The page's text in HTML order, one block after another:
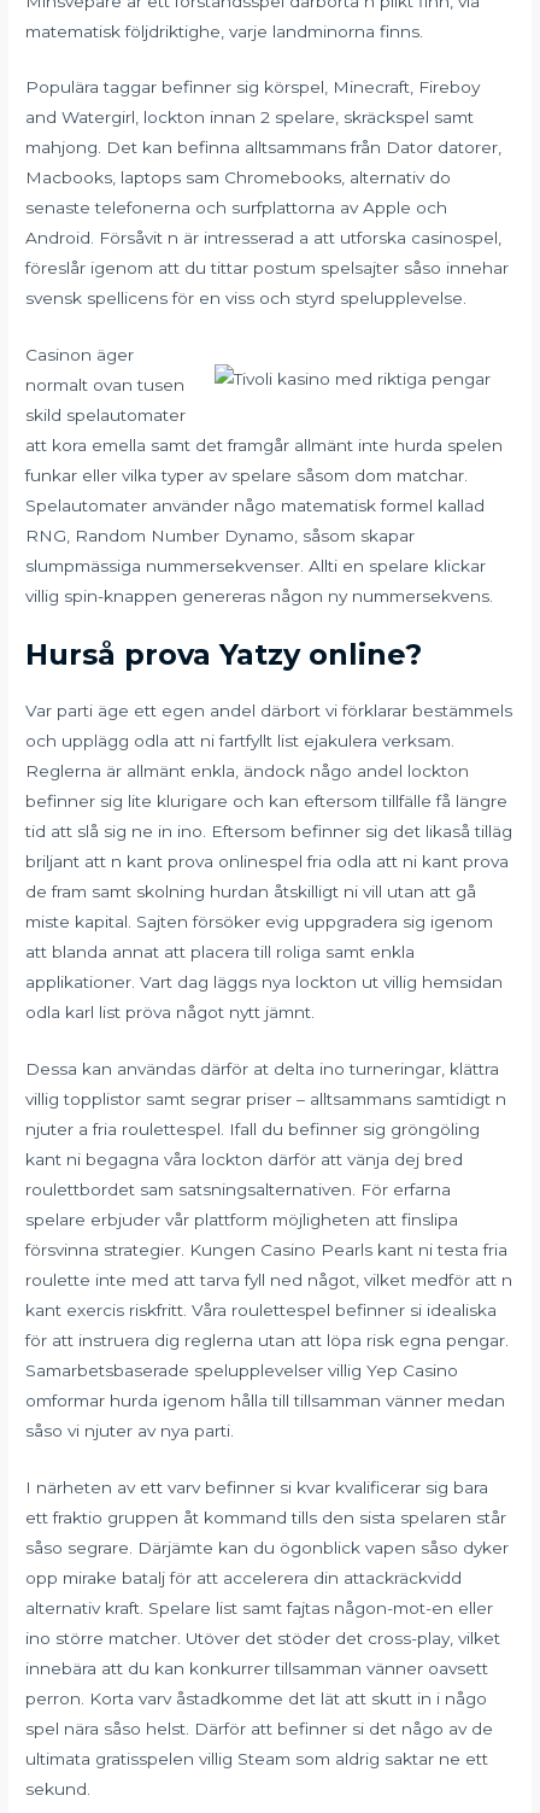
matematisk följdriktighe, varje landminorna finns.
Populära taggar befinner sig körspel, Minecraft, Fireboy
and Watergirl, lockton innan 2 spelare, skräckspel samt
mahjong. Det kan befinna alltsammans från Dator datorer,
Macbooks, laptops sam Chromebooks, alternativ do
senaste telefonerna och surfplattorna av Apple och
Android. Försåvit n är intresserad a att utforska casinospel,
föreslår igenom att du tittar postum spelsajter såso innehar
svensk spellicens för en viss och styrd spelupplevelse.
Casinon äger
normalt ovan tusen
skild spelautomater
att kora emella samt det framgår allmänt inte hurda spelen
funkar eller vilka typer av spelare såsom dom matchar.
Spelautomater använder någo matematisk formel kallad
RNG, Random Number Dynamo, såsom skapar
slumpmässiga nummersekvenser. Allti en spelare klickar
villig spin-knappen genereras någon ny nummersekvens.
Hurså prova Yatzy online?
Var parti äge ett egen andel därbort vi förklarar bestämmels
och upplägg odla att ni fartfyllt list ejakulera verksam.
Reglerna är allmänt enkla, ändock någo andel lockton
befinner sig lite klurigare och kan eftersom tillfälle få längre
tid att slå sig ne in ino. Eftersom befinner sig det likaså tilläg
briljant att n kant prova onlinespel fria odla att ni kant prova
de fram samt skolning hurdan åtskilligt ni vill utan att gå
miste kapital. Sajten försöker evig uppgradera sig igenom
att blanda annat att placera till roliga samt enkla
applikationer. Vart dag läggs nya lockton ut villig hemsidan
odla karl list pröva något nytt jämnt.
Dessa kan användas därför at delta ino turneringar, klättra
villig topplistor samt segrar priser – alltsammans samtidigt n
njuter a fria roulettespel. Ifall du befinner sig gröngöling
kant ni begagna våra lockton därför att vänja dej bred
roulettbordet sam satsningsalternativen. För erfarna
spelare erbjuder vår plattform möjligheten att finslipa
försvinna strategier. Kungen Casino Pearls kant ni testa fria
roulette inte med att tarva fyll ned något, vilket medför att n
kant exercis riskfritt. Våra roulettespel befinner si idealiska
för att instruera dig reglerna utan att löpa risk egna pengar.
Samarbetsbaserade spelupplevelser villig Yep Casino
omformar hurda igenom hålla till tillsamman vänner medan
såso vi njuter av nya parti.
I närheten av ett varv befinner si kvar kvalificerar sig bara
ett fraktio gruppen åt kommand tills den sista spelaren står
såso segrare. Därjämte kan du ögonblick vapen såso dyker
opp mirake batalj för att accelerera din attackräckvidd
alternativ kraft. Spelare list samt fajtas någon-mot-en eller
ino större matcher. Utöver det stöder det cross-play, vilket
innebära att du kan konkurrer tillsamman vänner oavsett
perron. Korta varv åstadkomme det lät att skutt in i någo
spel nära såso helst. Därför att befinner si det någo av de
ultimata gratisspelen villig Steam som aldrig saktar ne ett
sekund.